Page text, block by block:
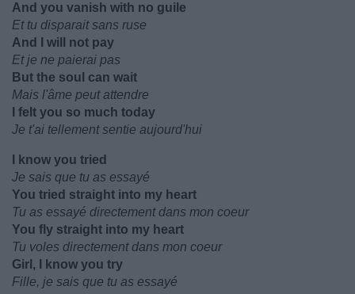
And you vanish with no guile
Et tu disparait sans ruse
And I will not pay
Et je ne paierai pas
But the soul can wait
Mais l'âme peut attendre
I felt you so much today
Je t'ai tellement sentie aujourd'hui
I know you tried
Je sais que tu as essayé
You tried straight into my heart
Tu as essayé directement dans mon coeur
You fly straight into my heart
Tu voles directement dans mon coeur
Girl, I know you try
Fille, je sais que tu as essayé